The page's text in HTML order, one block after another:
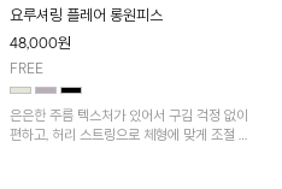
요루셔링 플레어 롱원피스
48,000원
FREE
은은한 주름 텍스처가 있어서 구김 걱정 없이
편하고, 허리 스트링으로 체형에 맞게 조절 가